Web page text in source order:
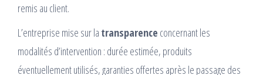
remis au client.
L’entreprise mise sur la transparence concernant les
modalités d’intervention : durée estimée, produits
éventuellement utilisés, garanties offertes après le passage des